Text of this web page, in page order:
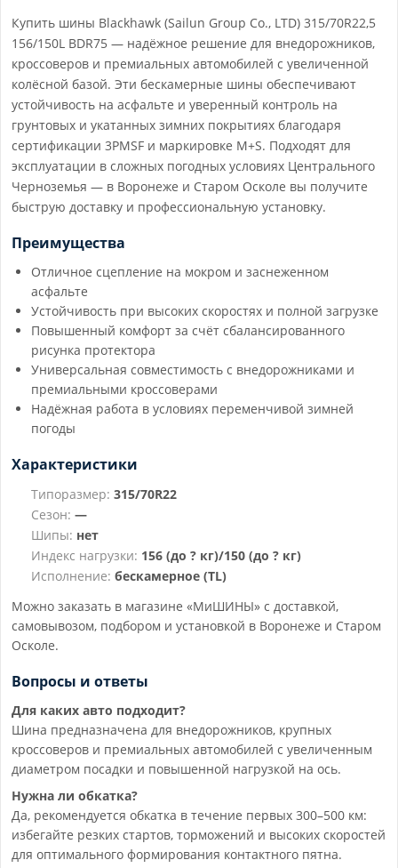
Купить шины Blackhawk (Sailun Group Co., LTD) 315/70R22,5
156/150L BDR75 — надёжное решение для внедорожников,
кроссоверов и премиальных автомобилей с увеличенной
колёсной базой. Эти бескамерные шины обеспечивают
устойчивость на асфальте и уверенный контроль на
грунтовых и укатанных зимних покрытиях благодаря
сертификации 3PMSF и маркировке M+S. Подходят для
эксплуатации в сложных погодных условиях Центрального
Черноземья — в Воронеже и Старом Осколе вы получите
быструю доставку и профессиональную установку.
Преимущества
Отличное сцепление на мокром и заснеженном
асфальте
Устойчивость при высоких скоростях и полной загрузке
Повышенный комфорт за счёт сбалансированного
рисунка протектора
Универсальная совместимость с внедорожниками и
премиальными кроссоверами
Надёжная работа в условиях переменчивой зимней
погоды
Характеристики
Типоразмер: 315/70R22
Сезон: —
Шипы: нет
Индекс нагрузки: 156 (до ? кг)/150 (до ? кг)
Исполнение: бескамерное (TL)
Можно заказать в магазине «МиШИНЫ» с доставкой,
самовывозом, подбором и установкой в Воронеже и Старом
Осколе.
Вопросы и ответы
Для каких авто подходит?
Шина предназначена для внедорожников, крупных
кроссоверов и премиальных автомобилей с увеличенным
диаметром посадки и повышенной нагрузкой на ось.
Нужна ли обкатка?
Да, рекомендуется обкатка в течение первых 300–500 км:
избегайте резких стартов, торможений и высоких скоростей
для оптимального формирования контактного пятна.